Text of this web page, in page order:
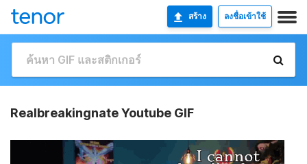
สร้าง ลงชื่อเข้าใช้
Realbreakingnate Youtube GIF